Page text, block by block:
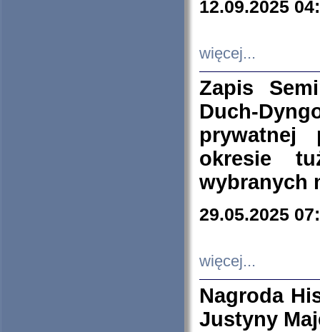
12.09.2025
więcej...
Zapis
Duch-
prywatnej
okresie
wybranych
29.05.2025
więcej...
Nagroda
Justyny